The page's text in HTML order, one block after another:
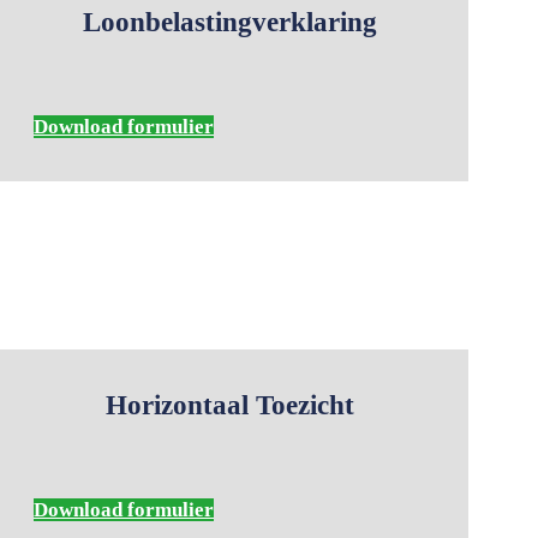
Loonbelastingverklaring
Download formulier
Horizontaal Toezicht
Download formulier